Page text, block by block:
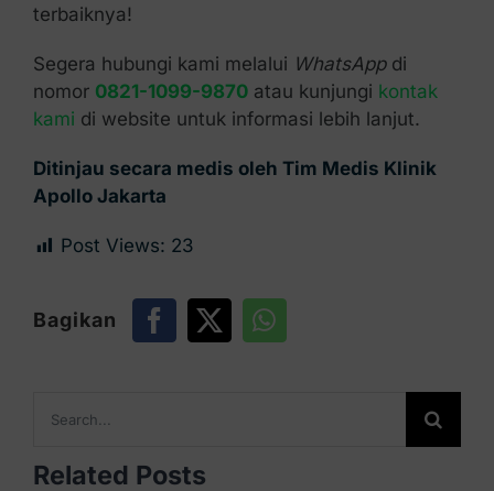
terbaiknya!
Segera hubungi kami melalui WhatsAppdi
nomor 0821-1099-9870atau kunjungi kontak
kami di website untuk informasi lebih lanjut.
Ditinjau secara medis oleh Tim Medis Klinik
Apollo Jakarta
Post Views: 23
Bagikan
for:
Related Posts